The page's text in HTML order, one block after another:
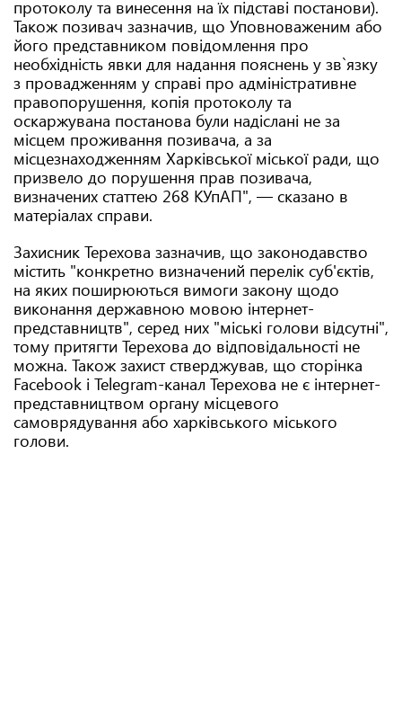
протоколу та винесення на їх підставі постанови).
Також позивач зазначив, що Уповноваженим або
його представником повідомлення про
необхідність явки для надання пояснень у зв`язку
з провадженням у справі про адміністративне
правопорушення, копія протоколу та
оскаржувана постанова були надіслані не за
місцем проживання позивача, а за
місцезнаходженням Харківської міської ради, що
призвело до порушення прав позивача,
визначених статтею 268 КУпАП", — сказано в
матеріалах справи.
Захисник Терехова зазначив, що законодавство
містить "конкретно визначений перелік суб'єктів,
на яких поширюються вимоги закону щодо
виконання державною мовою інтернет-
представництв", серед них "міські голови відсутні",
тому притягти Терехова до відповідальності не
можна. Також захист стверджував, що сторінка
Facebook і Telegram-канал Терехова не є інтернет-
представництвом органу місцевого
самоврядування або харківського міського
голови.